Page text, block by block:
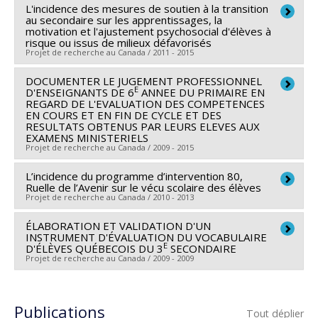
Programmes de subvention :PVXXXXXX-(AC)
Programme des actions concertées
Chercheur principal : Roch Chouinard
Co-chercheurs : François Bowen,Louise Poirier,
Pascale Lefrançois ,Jean-Sébastien Fallu
Sources de financement :FRQSC/Fonds de recherche
du Québec - Société et culture (FQRSC)
Programmes de subvention :PVXXXXXX-(AC) Action
concertée : Prog de rech sur la persévérance et la
réussite scolaires
L'incidence des mesures de soutien à la transition
au secondaire sur les apprentissages, la
motivation et l'ajustement psychosocial d'élèves à
risque ou issus de milieux défavorisés
Projet de recherche au Canada / 2011 - 2015
Pour la majorité des élèves, le passage à l’école
secondaire s’accompagne d’une diminution de leur
rendement dans les matières de base, d’un déclin de
leur motivation pour l’école et, pour plusieurs,
d’importantsproblèmes d’ajustement psychosocial.
Les difficultés éprouvées lors du passage au
secondaire seraient un important prédicteur de
l’abandon scolaire. À cet égard, les enfants qui, dès le
primaire, présentent des facteurs de risque comme
des retards scolaires, des problèmes d’adaptation ou
le manque de soutien familial sont particulièrement
davantage ces facteurs de risque chez eux, les
DOCUMENTER LE JUGEMENT PROFESSIONNEL
D'ENSEIGNANTS DE 6E ANNEE DU PRIMAIRE EN
REGARD DE L'EVALUATION DES COMPETENCES
EN COURS ET EN FIN DE CYCLE ET DES
RESULTATS OBTENUS PAR LEURS ELEVES AUX
EXAMENS MINISTERIELS
Projet de recherche au Canada / 2009 - 2015
Chercheur principal : Micheline-Johanne Durand
Co-chercheurs : Roch Chouinard,Louise Poirier,
Pascale Lefrançois
Sources de financement :FRQSC/Fonds de recherche
du Québec - Société et culture (FQRSC)
Programmes de subvention :
L’incidence du programme d’intervention 80,
Ruelle de l’Avenir sur le vécu scolaire des élèves
Projet de recherche au Canada / 2010 - 2013
Chercheur principal : Roch Chouinard
Co-chercheurs : François Bowen,Louise Poirier ,
Pascale Lefrançois ,Jean-Sébastien Fallu
des jeunes du quartier Centre-Sud de Montréal depuis
ÉLABORATION ET VALIDATION D'UN
INSTRUMENT D'ÉVALUATION DU VOCABULAIRE
D'ÉLÈVES QUÉBECOIS DU 3 E SECONDAIRE
Projet de recherche au Canada / 2009 - 2009
Publications Tout déplier